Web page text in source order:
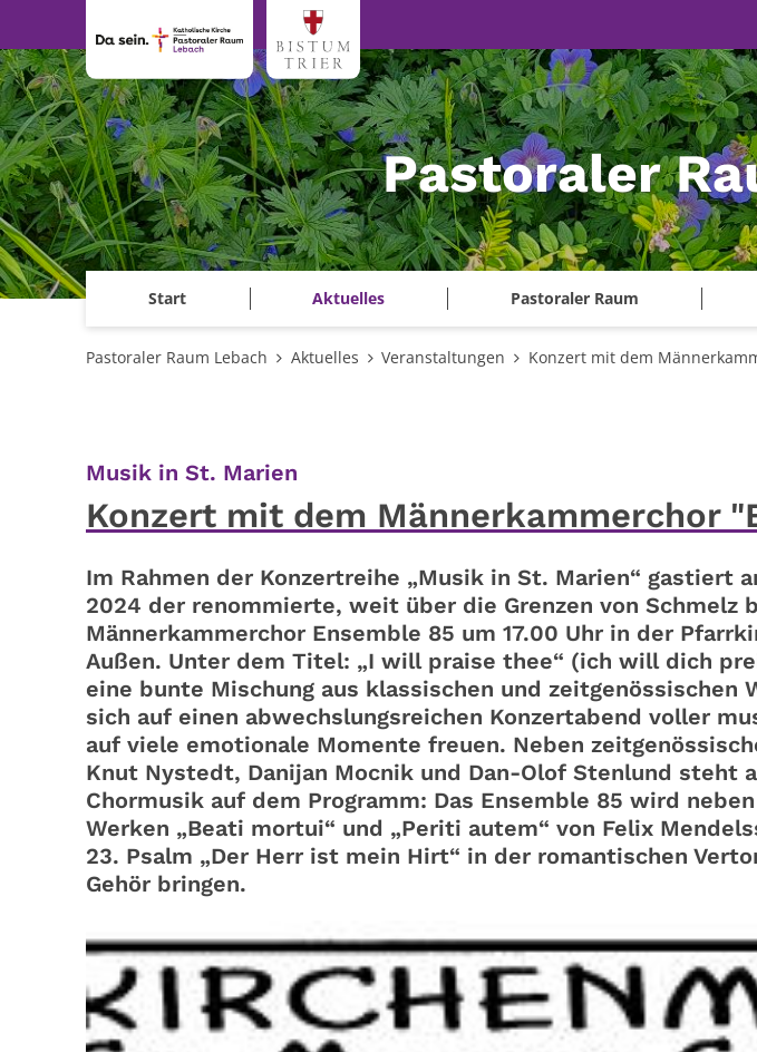
Pastoraler
Start Aktuelles Pastoraler Raum
Pastoraler Raum Lebach Aktuelles Veranstaltungen Konzert mit dem
Musik in St. Marien
Konzert mit dem Männerkammerchor
Im Rahmen der Konzertreihe „Musik in St. Marien“ gastiert
2024 der renommierte, weit über die Grenzen von Schmelz
Männerkammerchor Ensemble 85 um 17.00 Uhr in der
Außen. Unter dem Titel: „I will praise thee“ (ich will dich
eine bunte Mischung aus klassischen und zeitgenössischen
sich auf einen abwechslungsreichen Konzertabend voller
auf viele emotionale Momente freuen. Neben
Knut Nystedt, Danijan Mocnik und Dan-Olof Stenlund steht
Chormusik auf dem Programm: Das Ensemble 85 wird
Werken „Beati mortui“ und „Periti autem“ von Felix
23. Psalm „Der Herr ist mein Hirt“ in der romantischen
Gehör bringen.